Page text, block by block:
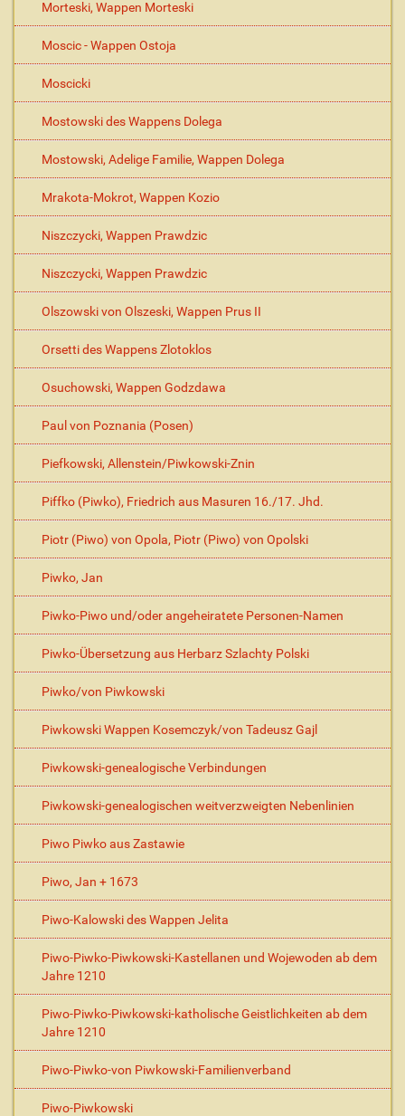
Morteski, Wappen Morteski
Moscic - Wappen Ostoja
Moscicki
Mostowski des Wappens Dolega
Mostowski, Adelige Familie, Wappen Dolega
Mrakota-Mokrot, Wappen Kozio
Niszczycki, Wappen Prawdzic
Niszczycki, Wappen Prawdzic
Olszowski von Olszeski, Wappen Prus II
Orsetti des Wappens Zlotoklos
Osuchowski, Wappen Godzdawa
Paul von Poznania (Posen)
Piefkowski, Allenstein/Piwkowski-Znin
Piffko (Piwko), Friedrich aus Masuren 16./17. Jhd.
Piotr (Piwo) von Opola, Piotr (Piwo) von Opolski
Piwko, Jan
Piwko-Piwo und/oder angeheiratete Personen-Namen
Piwko-Übersetzung aus Herbarz Szlachty Polski
Piwko/von Piwkowski
Piwkowski Wappen Kosemczyk/von Tadeusz Gajl
Piwkowski-genealogische Verbindungen
Piwkowski-genealogischen weitverzweigten Nebenlinien
Piwo Piwko aus Zastawie
Piwo, Jan + 1673
Piwo-Kalowski des Wappen Jelita
Piwo-Piwko-Piwkowski-Kastellanen und Wojewoden ab dem
Jahre 1210
Piwo-Piwko-Piwkowski-katholische Geistlichkeiten ab dem
Jahre 1210
Piwo-Piwko-von Piwkowski-Familienverband
Piwo-Piwkowski